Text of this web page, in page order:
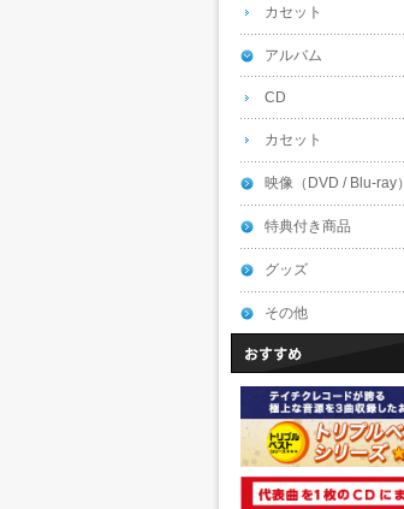
カセット
アルバム
CD
カセット
映像（DVD / Blu-ray）
特典付き商品
グッズ
その他